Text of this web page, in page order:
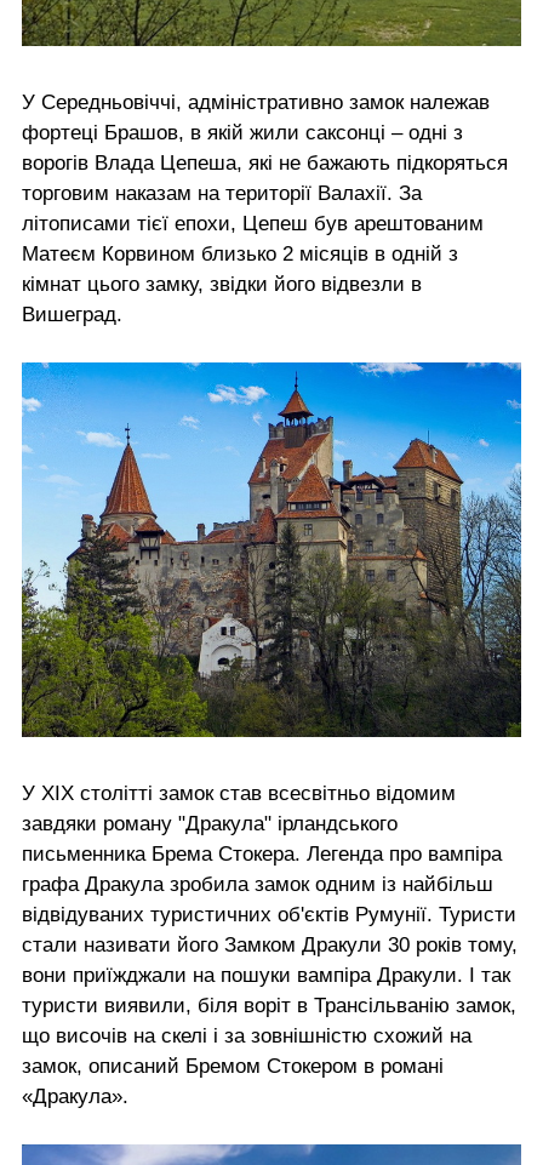
У Середньовіччі, адміністративно замок належав
фортеці Брашов, в якій жили саксонці – одні з
ворогів Влада Цепеша, які не бажають підкоряться
торговим наказам на території Валахії. За
літописами тієї епохи, Цепеш був арештованим
Матеєм Корвином близько 2 місяців в одній з
кімнат цього замку, звідки його відвезли в
Вишеград.
У XIX столітті замок став всесвітньо відомим
завдяки роману "Дракула" ірландського
письменника Брема Стокера. Легенда про вампіра
графа Дракула зробила замок одним із найбільш
відвідуваних туристичних об'єктів Румунії. Туристи
стали називати його Замком Дракули 30 років тому,
вони приїжджали на пошуки вампіра Дракули. І так
туристи виявили, біля воріт в Трансільванію замок,
що височів на скелі і за зовнішністю схожий на
замок, описаний Бремом Стокером в романі
«Дракула».